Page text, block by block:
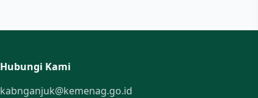
Hubungi Kami
kabnganjuk@kemenag.go.id